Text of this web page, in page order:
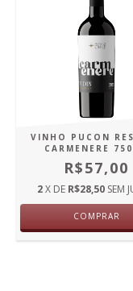
VINHO PUCON
CARMENERE
R$57,00
2X DE R$28,50 SEM
COMPRAR